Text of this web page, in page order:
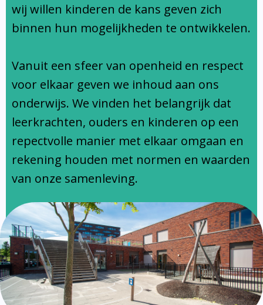
Ondersteuningsprofiel
wij willen kinderen de kans geven zich
binnen hun mogelijkheden te ontwikkelen.
Vanuit een sfeer van openheid en respect
voor elkaar geven we inhoud aan ons
onderwijs. We vinden het belangrijk dat
leerkrachten, ouders en kinderen op een
repectvolle manier met elkaar omgaan en
rekening houden met normen en waarden
van onze samenleving.